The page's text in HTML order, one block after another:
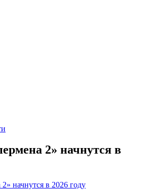
2» начнутся в
начнутся в 2026 году